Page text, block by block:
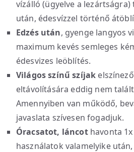
vízálló (ügyelve a
után, édesvízzel történő
Edzés után, gyenge langyos
maximum kevés semleges
édesvizes leöblítés.
Világos színű szíjak
eltávolítására eddig nem
Amennyiben van működő,
javaslata szívesen fogadjuk.
Óracsatot, láncothavonta
használatok valamelyike